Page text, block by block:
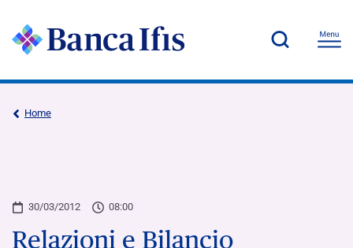
Home
30/03/2012 08:00
Relazioni e Bilancio